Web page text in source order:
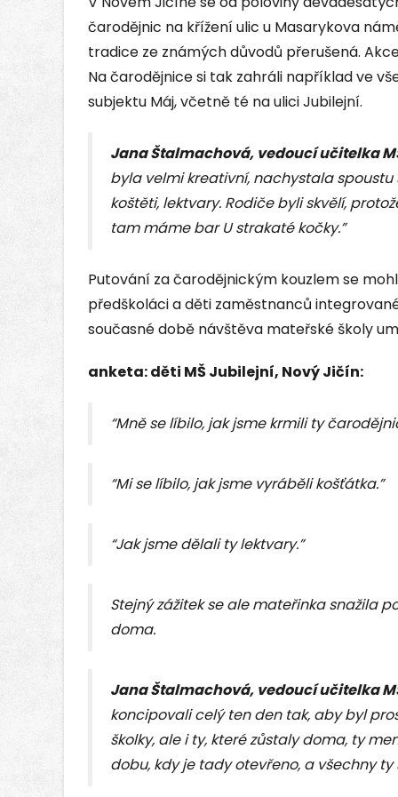
čarodějnic na křížení ulic u Masarykova
tradice ze známých důvodů přerušená.
Na čarodějnice si tak zahráli například ve
subjektu Máj, včetně té na ulici Jubilejní.
Jana Štalmachová, vedoucí učitelka
byla velmi kreativní, nachystala
koštěti, lektvary. Rodiče byli skvělí,
tam máme bar U strakaté kočky.”
Putování za čarodějnickým kouzlem se
předškoláci a děti zaměstnanců
současné době návštěva mateřské školy
anketa: děti MŠ Jubilejní, Nový Jičín:
“Mně se líbilo, jak jsme krmili ty
“Mi se líbilo, jak jsme vyráběli košťátka.”
“Jak jsme dělali ty lektvary.”
Stejný zážitek se ale mateřinka snažila
doma.
Jana Štalmachová, vedoucí učitelka
koncipovali celý ten den tak, aby byl
školky, ale i ty, které zůstaly doma, ty
dobu, kdy je tady otevřeno, a všechny ty